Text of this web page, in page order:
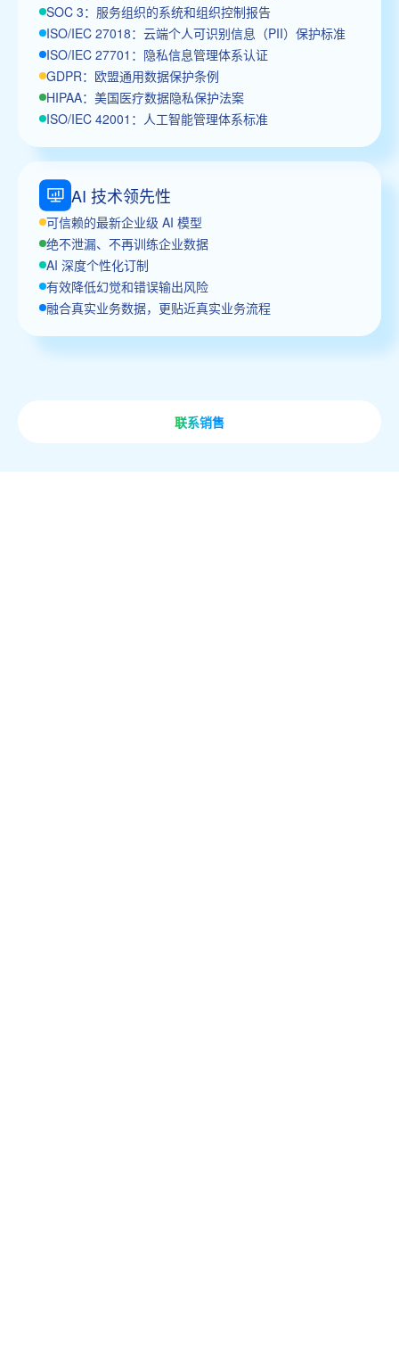
SOC 3：服务组织的系统和组织控制报告
ISO/IEC 27018：云端个人可识别信息（PII）保护标准
ISO/IEC 27701：隐私信息管理体系认证
GDPR：欧盟通用数据保护条例
HIPAA：美国医疗数据隐私保护法案
ISO/IEC 42001：人工智能管理体系标准
AI 技术领先性
可信赖的最新企业级 AI 模型
绝不泄漏、不再训练企业数据
AI 深度个性化订制
有效降低幻觉和错误输出风险
融合真实业务数据，更贴近真实业务流程
联系销售